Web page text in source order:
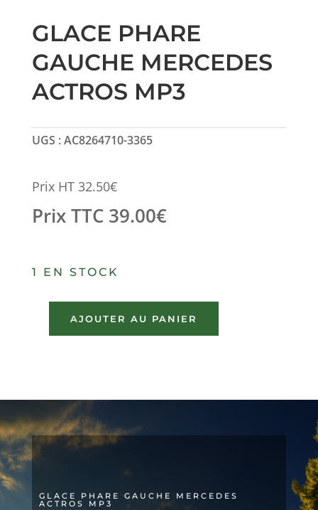
GLACE PHARE
GAUCHE MERCEDES
ACTROS MP3
UGS :AC8264710-3365
Prix HT 32.50€
Prix TTC 39.00€
1 EN STOCK
quantité
MERCEDES
ACTROS
MP3
AJOUTER AU PANIER
GLACE PHARE GAUCHE MERCEDES
ACTROS MP3